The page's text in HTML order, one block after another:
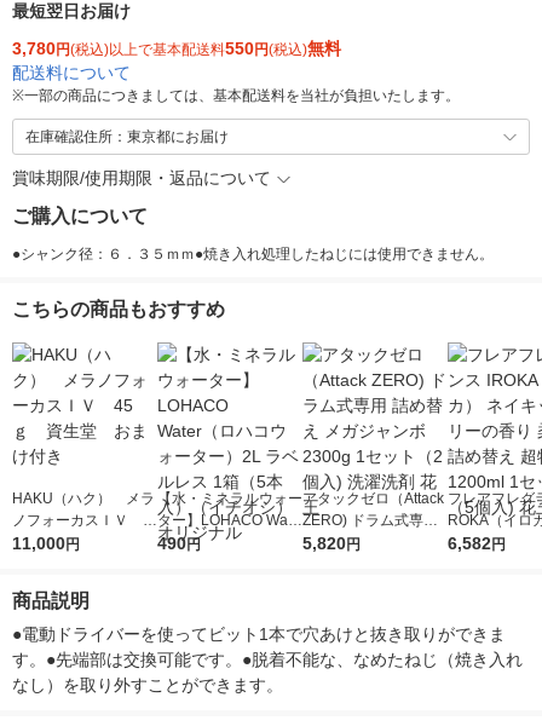
最短翌日お届け
3,780円(税込)以上で基本配送料550円(税込)無料
配送料について
※一部の商品につきましては、基本配送料を当社が負担いたします。
在庫確認住所：東京都にお届け
賞味期限/使用期限・返品について
ご購入について
●シャンク径：６．３５ｍｍ●焼き入れ処理したねじには使用できません。
こちらの商品もおすすめ
HAKU（ハク） メラ
ノフォーカスＩＶ 4
5ｇ 資生堂 おまけ
11,000円
【水・ミネラルウォー
ター】LOHACO Wate
r（ロハコウォータ
490円
アタックゼロ（Attack
ZERO) ドラム式専用
詰め替え メガジャン
5,820円
フレアフレグ
ROKA（イロ
イキッドリリ
6,582円
商品説明
●電動ドライバーを使ってビット1本で穴あけと抜き取りができま
す。●先端部は交換可能です。●脱着不能な、なめたねじ（焼き入れ
なし）を取り外すことができます。